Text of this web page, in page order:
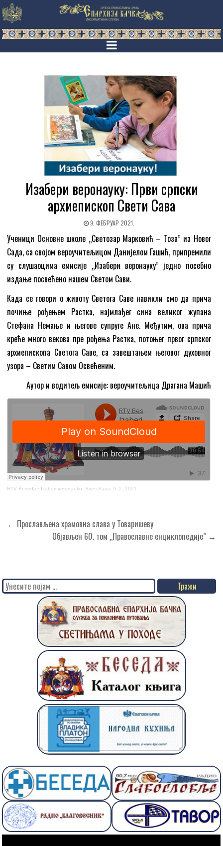
Изабери веронауку: Први српски
архиепископ Свети Сава
9. ФЕБРУАР 2021.
Ученици Основне школе „Светозар Марковић – Тоза” из Новог
Сада, са својом вероучитељицом Данијелом Гашић, припремили
су слушаоцима емисије „Изабери веронауку” једно посебно
издање посвећено нашем Светом Сави.
Када се говори о животу Светога Саве навикли смо да прича
почиње рођењем Растка, најмлађег сина великог жупана
Стефана Немање и његове супруге Ане. Међутим, ова прича
креће много векова пре рођења Растка, потоњег првог српског
архиепископа Светога Саве, са завештањем његовог духовног
узора – Светим Савом Освећеним.
Аутор и водитељ емисије: вероучитељица Драгана Машић
RTV Beseda · Izaberi veronauku, Sveti Sava, 9. 2. 2021.
Кретање
чланка
← Прослављена храмовна слава у Товаришеву
Објављен 60. том „Православне енциклопедије” →
Search
for: